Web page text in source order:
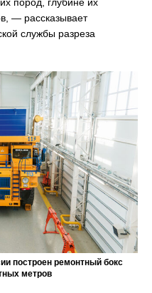
пород, глубине их
— рассказывает
службы разреза
построен ремонтный бокс
метров